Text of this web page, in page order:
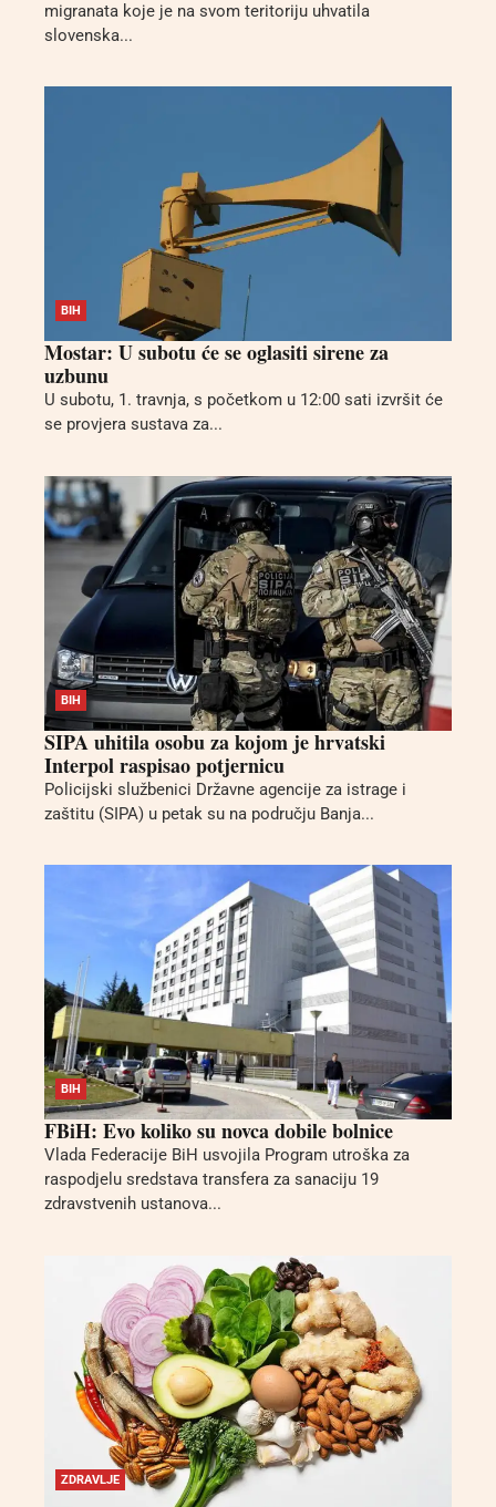
migranata koje je na svom teritoriju uhvatila
slovenska...
BIH
Mostar: U subotu će se oglasiti sirene za
uzbunu
U subotu, 1. travnja, s početkom u 12:00 sati izvršit će
se provjera sustava za...
BIH
SIPA uhitila osobu za kojom je hrvatski
Interpol raspisao potjernicu
Policijski službenici Državne agencije za istrage i
zaštitu (SIPA) u petak su na području Banja...
BIH
FBiH: Evo koliko su novca dobile bolnice
Vlada Federacije BiH usvojila Program utroška za
raspodjelu sredstava transfera za sanaciju 19
zdravstvenih ustanova...
ZDRAVLJE